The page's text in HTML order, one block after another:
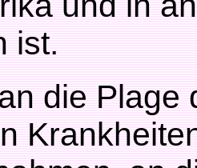
ist.
die Plage